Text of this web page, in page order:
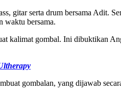
gitar serta drum bersama Adit.
waktu bersama.
kalimat gombal. Ini dibuktikan
gombalan, yang dijawab